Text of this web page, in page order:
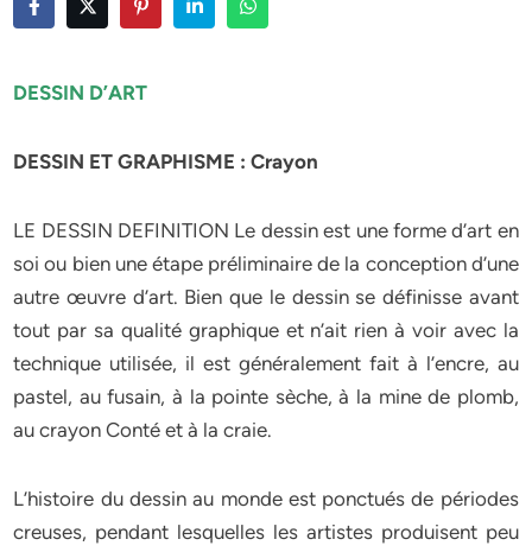
DESSIN D’ART
DESSIN ET GRAPHISME : Crayon
LE DESSIN DEFINITION Le dessin est une forme d’art en
soi ou bien une étape préliminaire de la conception d’une
autre œuvre d’art. Bien que le dessin se définisse avant
tout par sa qualité graphique et n’ait rien à voir avec la
technique utilisée, il est généralement fait à l’encre, au
pastel, au fusain, à la pointe sèche, à la mine de plomb,
au crayon Conté et à la craie.
L’histoire du dessin au monde est ponctués de périodes
creuses, pendant lesquelles les artistes produisent peu